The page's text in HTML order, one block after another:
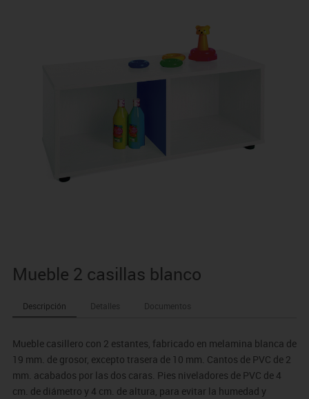
Mueble 2 casillas blanco
Descripción Detalles Documentos
Mueble casillero con 2 estantes, fabricado en melamina blanca de
19 mm. de grosor, excepto trasera de 10 mm. Cantos de PVC de 2
mm. acabados por las dos caras. Pies niveladores de PVC de 4
cm. de diámetro y 4 cm. de altura, para evitar la humedad y